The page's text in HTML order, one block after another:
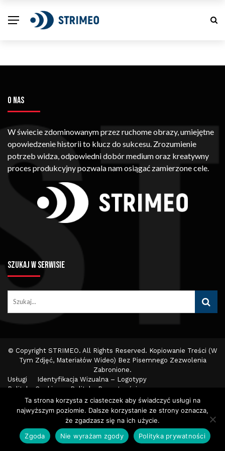
O NAS
W świecie zdominowanym przez ruchome obrazy, umiejętne
opowiedzenie historii to klucz do sukcesu. Zrozumienie
potrzeb widza, odpowiedni dobór medium oraz kreatywny
proces produkcyjny pozwala nam osiągać zamierzone cele.
SZUKAJ W SERWISIE
© Copyright STRIMEO. All Rights Reserved. Kopiowanie Treści (w
Tym Zdjęć, Materiałów Wideo) Bez Pisemnego Zezwolenia
Zabronione.
Usługi
Identyfikacja Wizualna – Logotypy
Polityka Cookies
Polityka Prywatności
Polityka Wydawnicza
Kontakt
Ta strona korzysta z ciasteczek aby świadczyć usługi na
najwyższym poziomie. Dalsze korzystanie ze strony oznacza,
że zgadzasz się na ich użycie.
Zgoda
Nie wyrażam zgody Polityka prywatności